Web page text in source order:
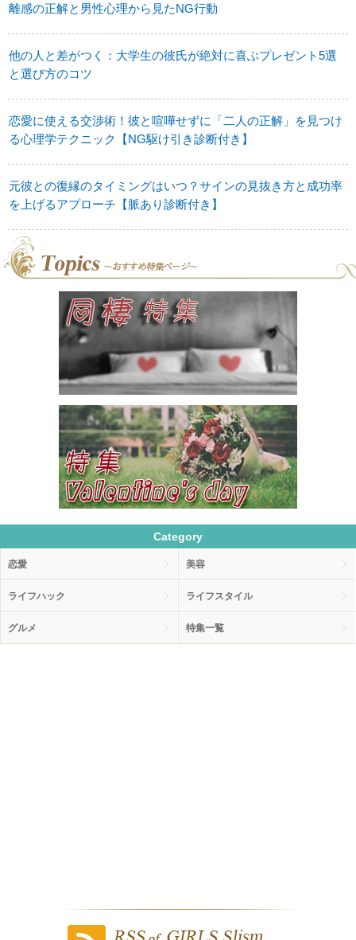
離感の正解と男性心理から見たNG行動
他の人と差がつく：大学生の彼氏が絶対に喜ぶプレゼント5選
と選び方のコツ
恋愛に使える交渉術！彼と喧嘩せずに「二人の正解」を見つけ
る心理学テクニック【NG駆け引き診断付き】
元彼との復縁のタイミングはいつ？サインの見抜き方と成功率
を上げるアプローチ【脈あり診断付き】
Category
恋愛 美容
ライフハック ライフスタイル
グルメ 特集一覧